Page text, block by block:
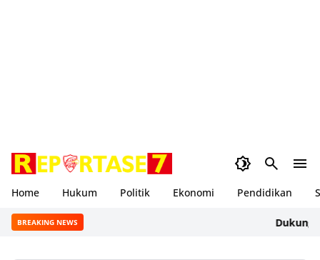
Home Hukum Politik Ekonomi Pendidikan
BREAKING NEWS Dukung